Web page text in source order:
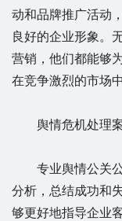
动和品牌推广活动
良好的企业形象。
营销，他们都能够
在竞争激烈的市场
舆情危机处理案
专业舆情公关公
分析，总结成功和
够更好地指导企业